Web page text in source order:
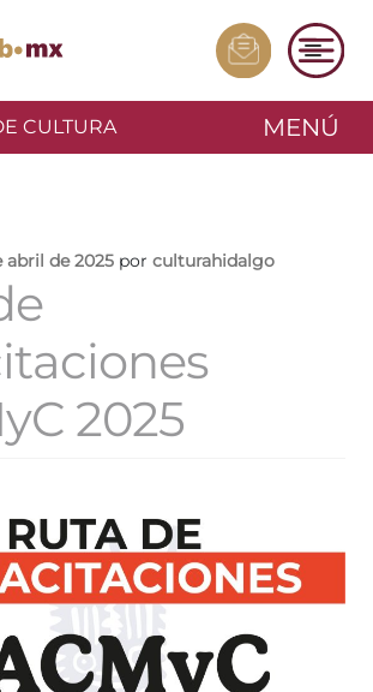
CULTURA MENÚ
abril de 2025 por culturahidalgo
2025